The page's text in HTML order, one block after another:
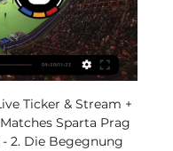
Ticker & Stream +
Sparta Prag
2. Die Begegnung